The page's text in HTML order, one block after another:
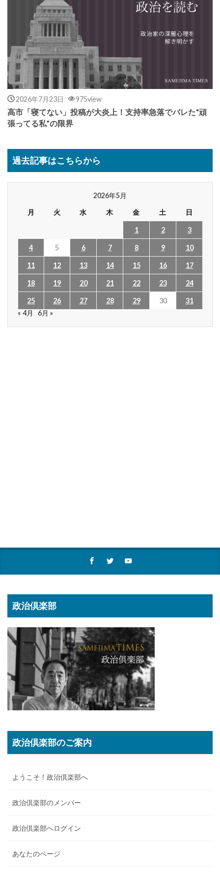
2026年7月23日 975view
高市「寝てない」投稿が大炎上！支持率急落でバレた“頑
張ってる私”の限界
過去記事はこちらから
2026年5月
月
火 水 木 金 土 日
1 2 3
4 5 6 7 8 9 10
11 12 13 14 15 16 17
18 19 20 21 22 23 24
25 26 27 28 29 30
31
« 4月
6月 »
政治倶楽部
政治倶楽部のご案内
ようこそ！政治倶楽部へ
政治倶楽部のメンバー
政治倶楽部へログイン
あなたのページ